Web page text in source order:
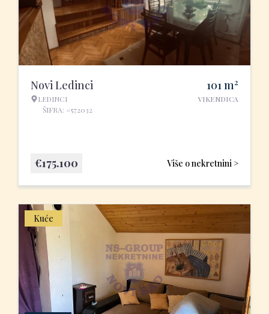
Novi Ledinci
LEDINCI
ŠIFRA: #572032
101m2
VIKENDICA
Više o nekretnini >
€175.100
Kuće